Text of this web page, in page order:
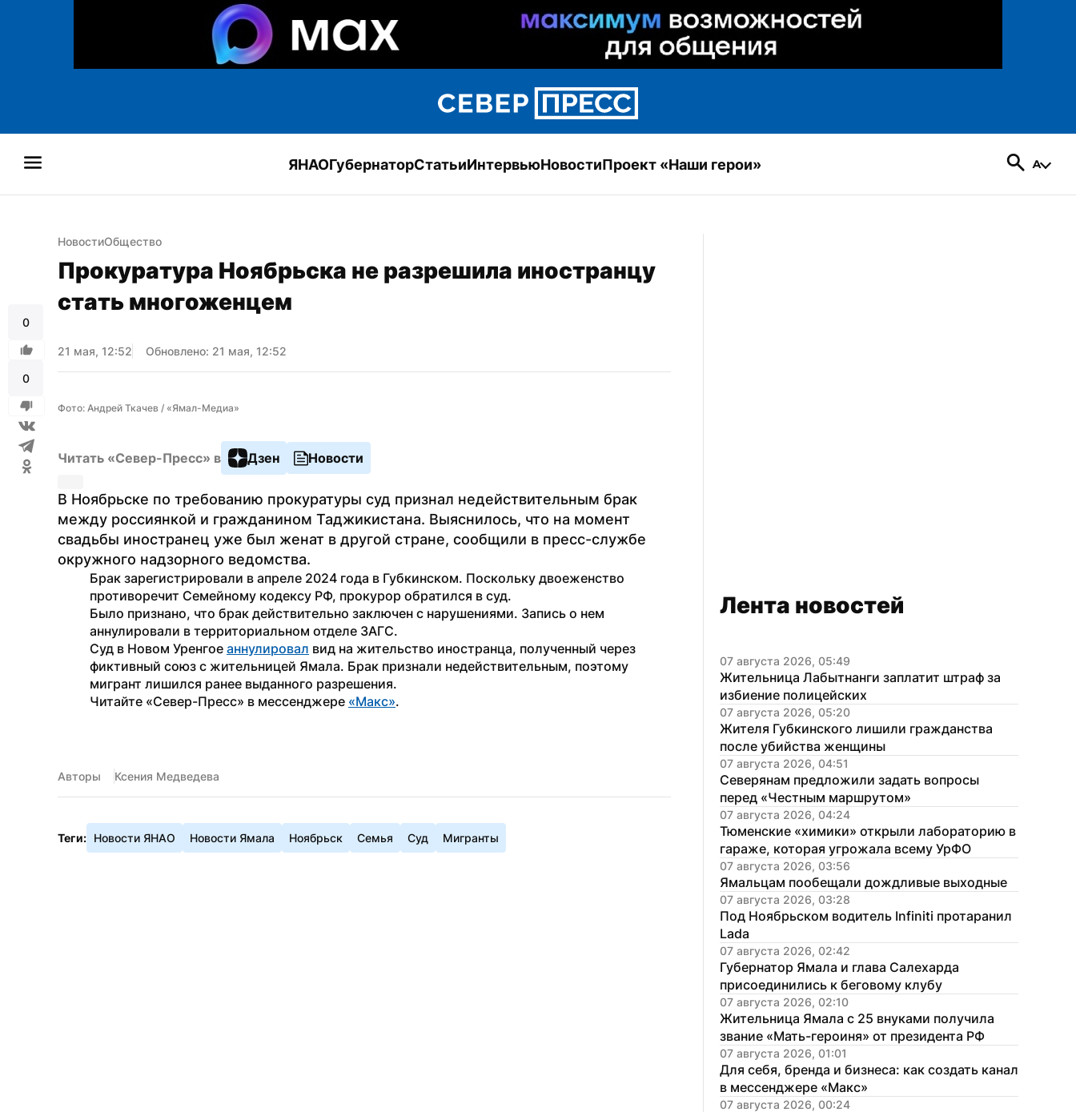
ЯНАОГубернаторСтатьиИнтервьюНовостиПроект «Наши герои»
0
0
НовостиОбщество
Прокуратура Ноябрьска не разрешила иностранцу
стать многоженцем
21 мая, 12:52 Обновлено: 21 мая, 12:52
Фото: Андрей Ткачев / «Ямал-Медиа»
Читать «Север-Пресс» в Дзен Новости
В Ноябрьске по требованию прокуратуры суд признал недействительным брак
между россиянкой и гражданином Таджикистана. Выяснилось, что на момент
свадьбы иностранец уже был женат в другой стране, сообщили в пресс-службе
окружного надзорного ведомства.
Брак зарегистрировали в апреле 2024 года в Губкинском. Поскольку двоеженство
противоречит Семейному кодексу РФ, прокурор обратился в суд.
Было признано, что брак действительно заключен с нарушениями. Запись о нем
аннулировали в территориальном отделе ЗАГС.
Суд в Новом Уренгое аннулировал вид на жительство иностранца, полученный через
фиктивный союз с жительницей Ямала. Брак признали недействительным, поэтому
мигрант лишился ранее выданного разрешения.
Читайте «Север-Пресс» в мессенджере «Макс».
Авторы Ксения Медведева
Теги: Новости ЯНАО Новости Ямала Ноябрьск Семья Суд Мигранты
Лента новостей
07 августа 2026, 05:49
Жительница Лабытнанги заплатит штраф за
избиение полицейских
07 августа 2026, 05:20
Жителя Губкинского лишили гражданства
после убийства женщины
07 августа 2026, 04:51
Северянам предложили задать вопросы
перед «Честным маршрутом»
07 августа 2026, 04:24
Тюменские «химики» открыли лабораторию в
гараже, которая угрожала всему УрФО
07 августа 2026, 03:56
Ямальцам пообещали дождливые выходные
07 августа 2026, 03:28
Под Ноябрьском водитель Infiniti протаранил
Lada
07 августа 2026, 02:42
Губернатор Ямала и глава Салехарда
присоединились к беговому клубу
07 августа 2026, 02:10
Жительница Ямала с 25 внуками получила
звание «Мать-героиня» от президента РФ
07 августа 2026, 01:01
Для себя, бренда и бизнеса: как создать канал
в мессенджере «Макс»
07 августа 2026, 00:24